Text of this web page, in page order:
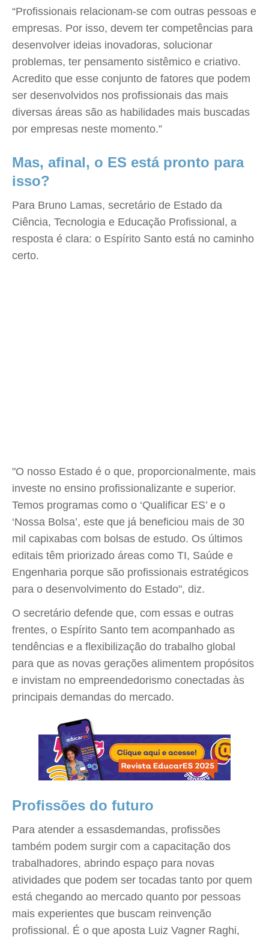
“Profissionais relacionam-se com outras pessoas e
empresas. Por isso, devem ter competências para
desenvolver ideias inovadoras, solucionar
problemas, ter pensamento sistêmico e criativo.
Acredito que esse conjunto de fatores que podem
ser desenvolvidos nos profissionais das mais
diversas áreas são as habilidades mais buscadas
por empresas neste momento.”
Mas, afinal, o ES está pronto para
isso?
Para Bruno Lamas, secretário de Estado da
Ciência, Tecnologia e Educação Profissional, a
resposta é clara: o Espírito Santo está no caminho
certo.
"O nosso Estado é o que, proporcionalmente, mais
investe no ensino profissionalizante e superior.
Temos programas como o ‘Qualificar ES’ e o
‘Nossa Bolsa’, este que já beneficiou mais de 30
mil capixabas com bolsas de estudo. Os últimos
editais têm priorizado áreas como TI, Saúde e
Engenharia porque são profissionais estratégicos
para o desenvolvimento do Estado", diz.
O secretário defende que, com essas e outras
frentes, o Espírito Santo tem acompanhado as
tendências e a flexibilização do trabalho global
para que as novas gerações alimentem propósitos
e invistam no empreendedorismo conectadas às
principais demandas do mercado.
Profissões do futuro
Para atender a essasdemandas, profissões
também podem surgir com a capacitação dos
trabalhadores, abrindo espaço para novas
atividades que podem ser tocadas tanto por quem
está chegando ao mercado quanto por pessoas
mais experientes que buscam reinvenção
profissional. É o que aposta Luiz Vagner Raghi,